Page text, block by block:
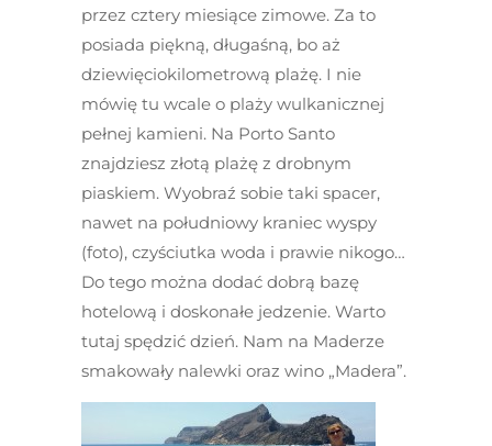
przez cztery miesiące zimowe. Za to
posiada piękną, długaśną, bo aż
dziewięciokilometrową plażę. I nie
mówię tu wcale o plaży wulkanicznej
pełnej kamieni. Na Porto Santo
znajdziesz złotą plażę z drobnym
piaskiem. Wyobraź sobie taki spacer,
nawet na południowy kraniec wyspy
(foto), czyściutka woda i prawie nikogo…
Do tego można dodać dobrą bazę
hotelową i doskonałe jedzenie. Warto
tutaj spędzić dzień. Nam na Maderze
smakowały nalewki oraz wino „Madera”.